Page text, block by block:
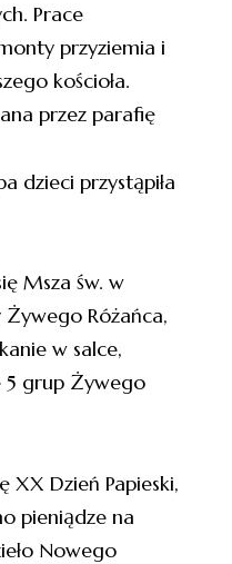
Prace
przyziemia i
kościoła.
przez parafię
dzieci przystąpiła
Msza św. w
Różańca,
w salce,
5 grup Żywego
XX Dzień Papieski,
pieniądze na
Nowego